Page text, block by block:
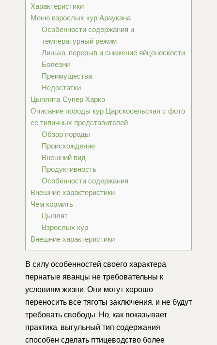
Характеристики
Меню взрослых кур Араукана
Особенности содержания и
температурный режим
Линька, перерыв и снижение яйценоскости
Болезни
Преимущества
Недостатки
Цыплята Супер Харко
Описание породы кур Царскосельская с фото
ее типичных представителей
Обзор породы
Происхождение
Внешний вид
Продуктивность
Особенности содержания
Внешние характеристики
Чем кормить
Цыплят
Взрослых кур
Внешние характеристики
В силу особенностей своего характера,
пернатые яванцы не требовательны к
условиям жизни. Они могут хорошо
переносить все тяготы заключения, и не будут
требовать свободы. Но, как показывает
практика, выгульный тип содержания
способен сделать птицеводство более